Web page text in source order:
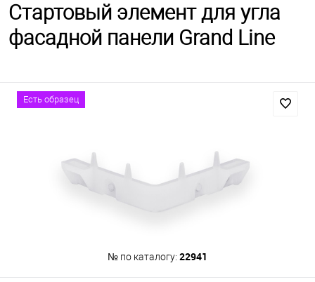
Стартовый элемент для угла
фасадной панели Grand Line
Есть образец
№ по каталогу: 22941